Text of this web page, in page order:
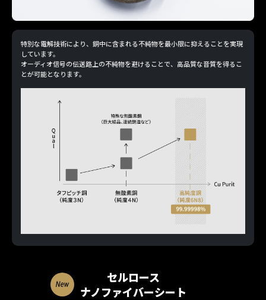
特別な電解技術により、銅中に含まれる不純物を最小限に抑えることを実現
しています。
オーディオ信号の伝送路上の不純物を避けることで、高品質な音質を得るこ
とが可能となります。
セルロース
ナノファイバーシート